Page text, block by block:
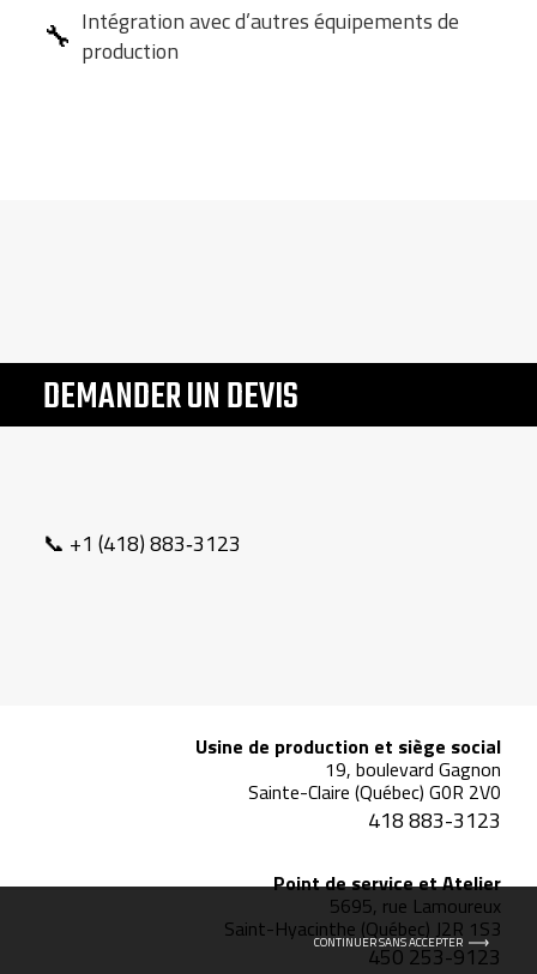
CONTINUER SANS ACCEPTER
🔧 Intégration avec d’autres équipements de
production
DEMANDER UN DEVIS
📞 +1 (418) 883‑3123
Usine de production et siège social
19, boulevard Gagnon
Sainte-Claire (Québec) G0R 2V0
418 883-3123
Point de service et Atelier
5695, rue Lamoureux
Saint-Hyacinthe (Québec) J2R 1S3
450 253-9123